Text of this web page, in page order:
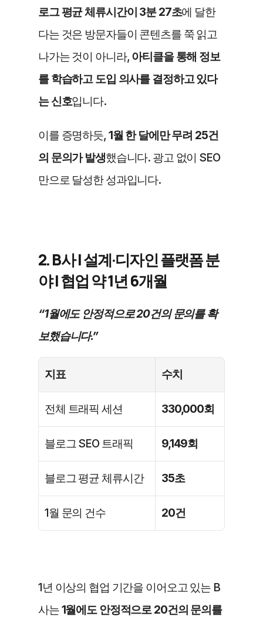
로그 평균 체류시간이 3분 27초에 달한
다는 것은 방문자들이 콘텐츠를 쭉 읽고
나가는 것이 아니라, 아티클을 통해 정보
를 학습하고 도입 의사를 결정하고 있다
는 신호입니다.
이를 증명하듯, 1월 한 달에만 무려 25건
의 문의가 발생했습니다. 광고 없이 SEO
만으로 달성한 성과입니다.
2. B사 | 설계·디자인 플랫폼 분
야 | 협업 약 1년 6개월
“1월에도 안정적으로 20건의 문의를 확
보했습니다.”
지표 수치
전체 트래픽 세션 330,000회
블로그 SEO 트래픽 9,149회
블로그 평균 체류시간 35초
1월 문의 건수 20건
1년 이상의 협업 기간을 이어오고 있는 B
사는 1월에도 안정적으로 20건의 문의를